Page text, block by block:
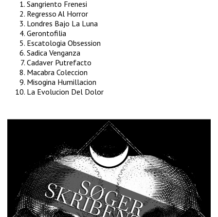
Sangriento Frenesi
Regresso Al Horror
Londres Bajo La Luna
Gerontofilia
Escatologia Obsession
Sadica Venganza
Cadaver Putrefacto
Macabra Coleccion
Misogina Humillacion
La Evolucion Del Dolor